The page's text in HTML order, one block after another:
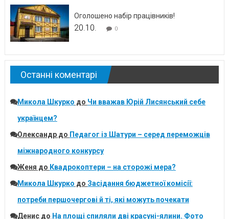
Оголошено набір працівників!
20.10. 0
Останні коментарі
Микола Шкурко до Чи вважав Юрій Лисянський себе
українцем?
Олександрдо Педагог із Шатури – серед переможців
міжнародного конкурсу
Женя до Квадрокоптери – на сторожі мера?
Микола Шкурко до Засідання бюджетної комісії:
потреби першочергові й ті, які можуть почекати
Денисдо На площі спиляли дві красуні-ялини. Фото